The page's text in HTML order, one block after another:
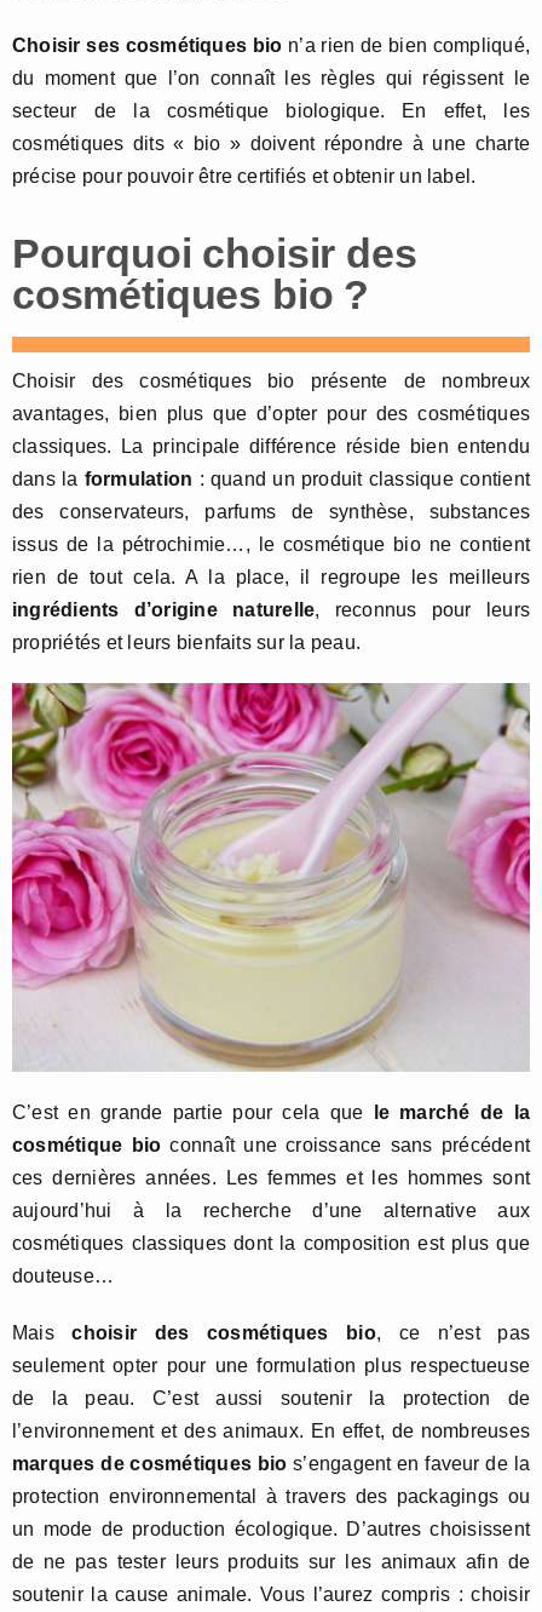
Choisir ses cosmétiques bio n’a rien de bien compliqué,
du moment que l’on connaît les règles qui régissent le
secteur de la cosmétique biologique. En effet, les
cosmétiques dits « bio » doivent répondre à une charte
précise pour pouvoir être certifiés et obtenir un label.
Pourquoi choisir des
cosmétiques bio ?
Choisir des cosmétiques bio présente de nombreux
avantages, bien plus que d’opter pour des cosmétiques
classiques. La principale différence réside bien entendu
dans la formulation : quand un produit classique contient
des conservateurs, parfums de synthèse, substances
issus de la pétrochimie…, le cosmétique bio ne contient
rien de tout cela. A la place, il regroupe les meilleurs
ingrédients d’origine naturelle, reconnus pour leurs
propriétés et leurs bienfaits sur la peau.
C’est en grande partie pour cela que le marché de la
cosmétique bio connaît une croissance sans précédent
ces dernières années. Les femmes et les hommes sont
aujourd’hui à la recherche d’une alternative aux
cosmétiques classiques dont la composition est plus que
douteuse…
Maischoisir des cosmétiques bio, ce n’est pas
seulement opter pour une formulation plus respectueuse
de la peau. C’est aussi soutenir la protection de
l’environnement et des animaux. En effet, de nombreuses
marques de cosmétiques bio s’engagent en faveur de la
protection environnemental à travers des packagings ou
un mode de production écologique. D’autres choisissent
de ne pas tester leurs produits sur les animaux afin de
soutenir la cause animale. Vous l’aurez compris : choisir